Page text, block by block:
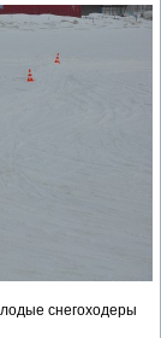
снегоходеры